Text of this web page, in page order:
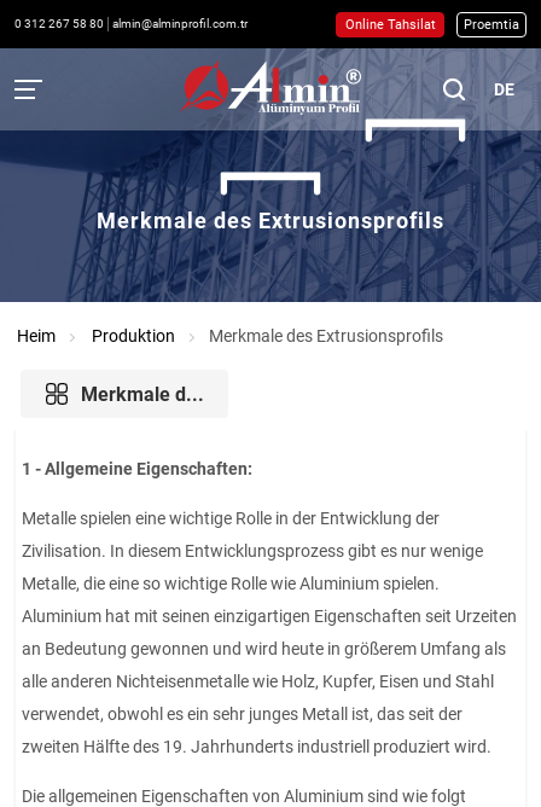
0 312 267 58 80 almin@alminprofil.com.tr Online Tahsilat Proemtia
DE
Merkmale des Extrusionsprofils
Heim Produktion Merkmale des Extrusionsprofils
Merkmale d...
1 - Allgemeine Eigenschaften:
Metalle spielen eine wichtige Rolle in der Entwicklung der
Zivilisation. In diesem Entwicklungsprozess gibt es nur wenige
Metalle, die eine so wichtige Rolle wie Aluminium spielen.
Aluminium hat mit seinen einzigartigen Eigenschaften seit Urzeiten
an Bedeutung gewonnen und wird heute in größerem Umfang als
alle anderen Nichteisenmetalle wie Holz, Kupfer, Eisen und Stahl
verwendet, obwohl es ein sehr junges Metall ist, das seit der
zweiten Hälfte des 19. Jahrhunderts industriell produziert wird.
Die allgemeinen Eigenschaften von Aluminium sind wie folgt